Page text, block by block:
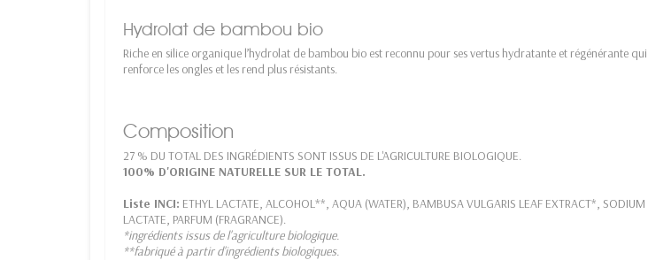
Hydrolat de bambou bio
Riche en silice organique l’hydrolat de bambou bio est reconnu pour ses vertus hydratante et régénérante qui
renforce les ongles et les rend plus résistants.
Composition
27 % DU TOTAL DES INGRÉDIENTS SONT ISSUS DE L'AGRICULTURE BIOLOGIQUE.
100% D'ORIGINE NATURELLE SUR LE TOTAL.
Liste INCI: ETHYL LACTATE, ALCOHOL**, AQUA (WATER), BAMBUSA VULGARIS LEAF EXTRACT*, SODIUM
LACTATE, PARFUM (FRAGRANCE).
*ingrédients issus de l'agriculture biologique.
**fabriqué à partir d'ingrédients biologiques.